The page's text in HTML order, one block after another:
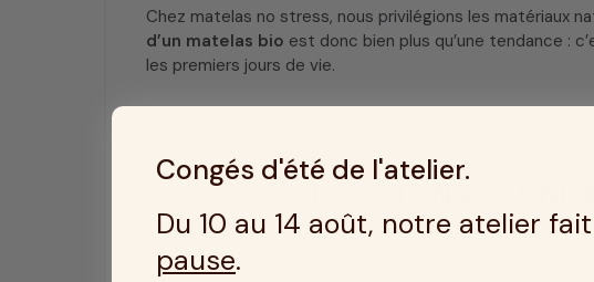
Chez matelas no stress, nous privilégions les matériaux
d’un matelas bio est donc bien plus qu’une tendance :
les premiers jours de vie.
LE COTON BIO,
Congés d'été de l'atelier.
Du 10 au 14 août, notre atelier
pause.